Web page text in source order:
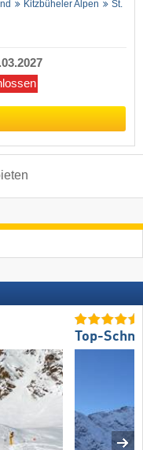
Kitzbüheler Alpen
St.
Top-